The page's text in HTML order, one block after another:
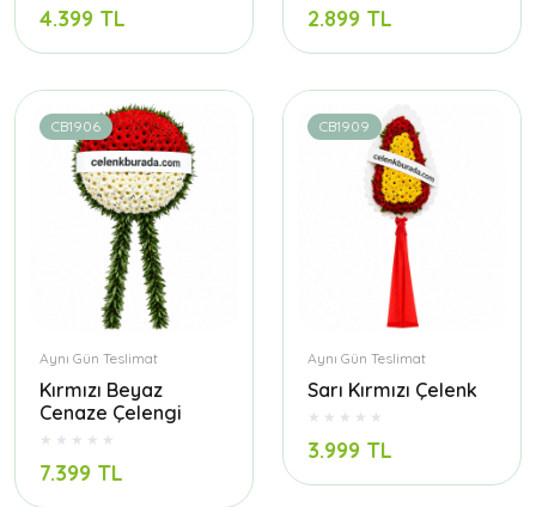
4.399 TL 2.899 TL
CB1906
Aynı Gün Teslimat
Kırmızı Beyaz
Cenaze Çelengi
7.399 TL
CB1909
Aynı Gün Teslimat
Sarı Kırmızı Çelenk
3.999 TL